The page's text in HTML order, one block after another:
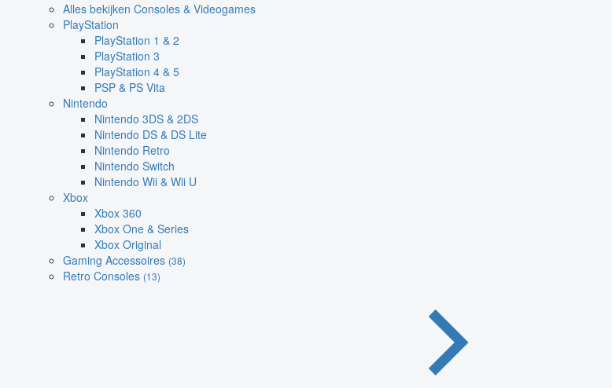
Alles bekijken Consoles & Videogames
PlayStation
PlayStation 1 & 2
PlayStation 3
PlayStation 4 & 5
PSP & PS Vita
Nintendo
Nintendo 3DS & 2DS
Nintendo DS & DS Lite
Nintendo Retro
Nintendo Switch
Nintendo Wii & Wii U
Xbox
Xbox 360
Xbox One & Series
Xbox Original
Gaming Accessoires (38)
Retro Consoles (13)